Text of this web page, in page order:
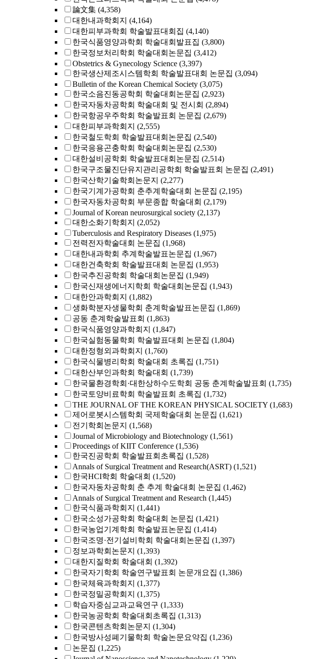
論文集 (4,358)
대한내과학회지 (4,164)
대한피부과학회 학술발표대회집 (4,140)
한국식품영양과학회 학술대회발표집 (3,800)
한국정보처리학회 학술대회논문집 (3,412)
Obstetrics & Gynecology Science (3,397)
한국생산제조시스템학회 학술발표대회 논문집 (3,094)
Bulletin of the Korean Chemical Society (3,075)
한국소음진동공학회 학술대회논문집 (2,923)
한국자동차공학회 학술대회 및 전시회 (2,894)
한국항공우주학회 학술발표회 논문집 (2,679)
대한피부과학회지 (2,555)
한국철도학회 학술발표대회논문집 (2,540)
한국응용곤충학회 학술대회논문집 (2,530)
대한설비공학회 학술발표대회논문집 (2,514)
한국구조물진단유지관리공학회 학술발표회 논문집 (2,491)
한국산학기술학회논문지 (2,277)
한국기계가공학회 춘추계학술대회 논문집 (2,195)
한국자동차공학회 부문종합 학술대회 (2,179)
Journal of Korean neurosurgical society (2,137)
대한소화기학회지 (2,052)
Tuberculosis and Respiratory Diseases (1,975)
전력전자학술대회 논문집 (1,968)
대한내과학회 추계학술발표논문집 (1,967)
대한건축학회 학술발표대회 논문집 (1,953)
한국추진공학회 학술대회논문집 (1,949)
한국신재생에너지학회 학술대회논문집 (1,943)
대한안과학회지 (1,882)
생화학분자생물학회 춘계학술발표논문집 (1,869)
공동 춘계학술발표회 (1,863)
한국식품영양과학회지 (1,847)
한국실험동물학회 학술발표대회 논문집 (1,804)
대한정형외과학회지 (1,760)
한국식물병리학회 학술대회 초록집 (1,751)
대한산부인과학회 학술대회 (1,739)
한국물환경학회·대한상하수도학회 공동 춘계학술발표회 (1,735)
한국토양비료학회 학술발표회 초록집 (1,732)
THE JOURNAL OF THE KOREAN PHYSICAL SOCIETY (1,683)
제어로봇시스템학회 국제학술대회 논문집 (1,621)
전기학회논문지 (1,568)
Journal of Microbiology and Biotechnology (1,561)
Proceedings of KIIT Conference (1,536)
한국진공학회 학술발표회초록집 (1,528)
Annals of Surgical Treatment and Research(ASRT) (1,521)
한국HCI학회 학술대회 (1,520)
한국자동차공학회 춘 추계 학술대회 논문집 (1,462)
Annals of Surgical Treatment and Research (1,445)
한국식품과학회지 (1,441)
한국소성가공학회 학술대회 논문집 (1,421)
한국농업기계학회 학술발표논문집 (1,414)
한국조명·전기설비학회 학술대회논문집 (1,397)
정보과학회논문지 (1,393)
대한지질학회 학술대회 (1,392)
한국자기학회 학술연구발표회 논문개요집 (1,386)
한국체육과학회지 (1,377)
한국정밀공학회지 (1,375)
학습자중심교과교육연구 (1,333)
한국농공학회 학술대회초록집 (1,313)
한국콘텐츠학회논문지 (1,304)
한국방사성폐기물학회 학술논문요약집 (1,236)
논문집 (1,225)